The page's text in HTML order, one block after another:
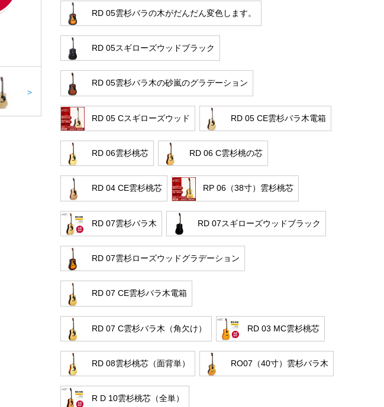
>
RD 05雲杉バラの木がだんだん変色します。
RD 05スギローズウッドブラック
RD 05雲杉バラ木の砂嵐のグラデーション
RD 05 Cスギローズウッド RD 05 CE雲杉バラ木電箱
RD 06雲杉桃芯 RD 06 C雲杉桃の芯
RD 04 CE雲杉桃芯 RP 06（38寸）雲杉桃芯
RD 07雲杉バラ木 RD 07スギローズウッドブラック
RD 07雲杉ローズウッドグラデーション
RD 07 CE雲杉バラ木電箱
RD 07 C雲杉バラ木（角欠け） RD 03 MC雲杉桃芯
RD 08雲杉桃芯（面背単） RO07（40寸）雲杉バラ木
R D 10雲杉桃芯（全単）